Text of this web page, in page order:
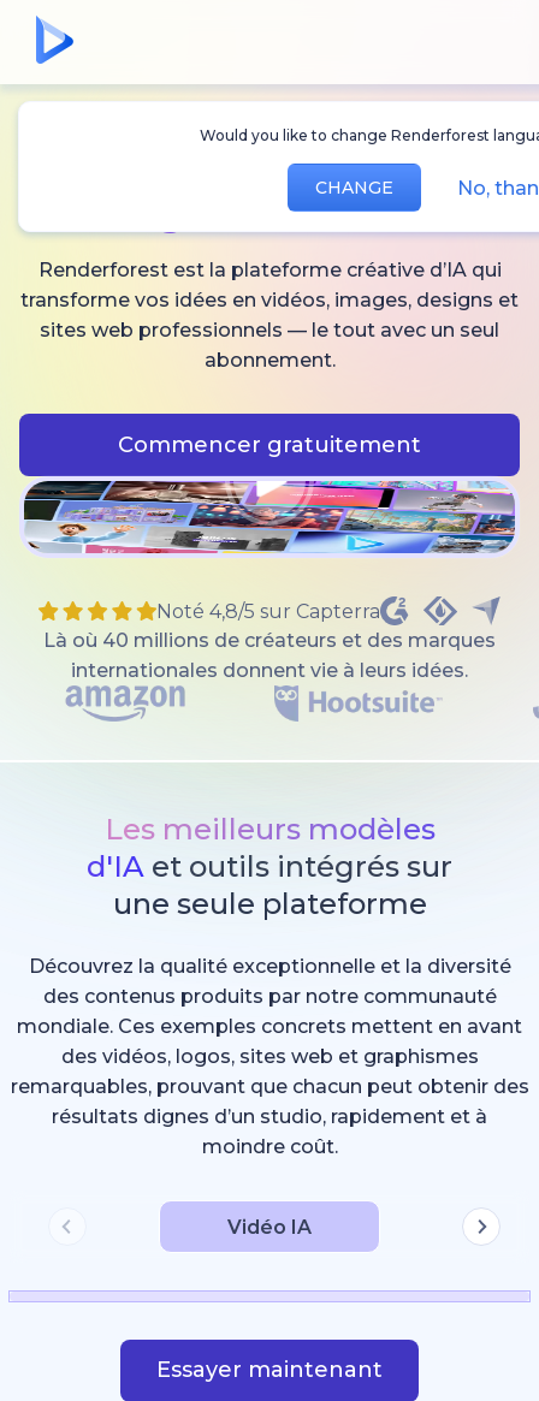
Would you like to change Renderforest
CHANGE No,
Créez desvidéos,
et audio IA
Renderforest est la plateforme créative d’IA qui
transforme vos idées en vidéos, images, designs et
sites web professionnels — le tout avec un seul
abonnement.
Commencer gratuitement
Noté 4,8/5 sur Capterra
Là où 40 millions de créateurs et des marques
internationales donnent vie à leurs idées.
Les meilleurs modèles
d'IA et outils intégrés sur
une seule plateforme
Découvrez la qualité exceptionnelle et la diversité
des contenus produits par notre communauté
mondiale. Ces exemples concrets mettent en avant
des vidéos, logos, sites web et graphismes
remarquables, prouvant que chacun peut obtenir des
résultats dignes d’un studio, rapidement et à
moindre coût.
Vidéo IA
Essayer maintenant